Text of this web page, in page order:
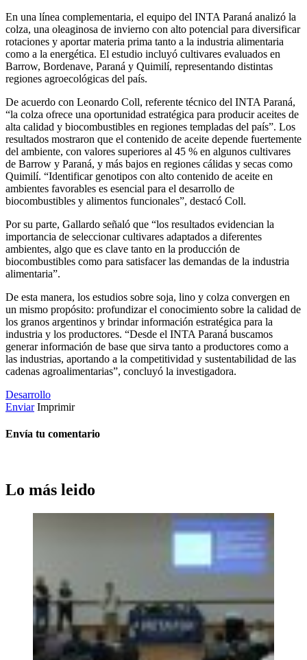
En una línea complementaria, el equipo del INTA Paraná analizó la
colza, una oleaginosa de invierno con alto potencial para diversificar
rotaciones y aportar materia prima tanto a la industria alimentaria
como a la energética. El estudio incluyó cultivares evaluados en
Barrow, Bordenave, Paraná y Quimilí, representando distintas
regiones agroecológicas del país.
De acuerdo con Leonardo Coll, referente técnico del INTA Paraná,
“la colza ofrece una oportunidad estratégica para producir aceites de
alta calidad y biocombustibles en regiones templadas del país”. Los
resultados mostraron que el contenido de aceite depende fuertemente
del ambiente, con valores superiores al 45 % en algunos cultivares
de Barrow y Paraná, y más bajos en regiones cálidas y secas como
Quimilí. “Identificar genotipos con alto contenido de aceite en
ambientes favorables es esencial para el desarrollo de
biocombustibles y alimentos funcionales”, destacó Coll.
Por su parte, Gallardo señaló que “los resultados evidencian la
importancia de seleccionar cultivares adaptados a diferentes
ambientes, algo que es clave tanto en la producción de
biocombustibles como para satisfacer las demandas de la industria
alimentaria”.
De esta manera, los estudios sobre soja, lino y colza convergen en
un mismo propósito: profundizar el conocimiento sobre la calidad de
los granos argentinos y brindar información estratégica para la
industria y los productores. “Desde el INTA Paraná buscamos
generar información de base que sirva tanto a productores como a
las industrias, aportando a la competitividad y sustentabilidad de las
cadenas agroalimentarias”, concluyó la investigadora.
Desarrollo
Enviar Imprimir
Envía tu comentario
Lo más leido